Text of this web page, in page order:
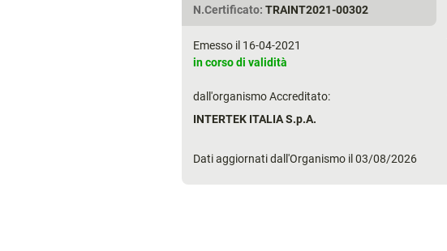
N.Certificato: TRAINT2021-00302
Emesso il 16-04-2021
in corso di validità
dall'organismo Accreditato:
INTERTEK ITALIA S.p.A.
Dati aggiornati dall'Organismo il 03/08/2026